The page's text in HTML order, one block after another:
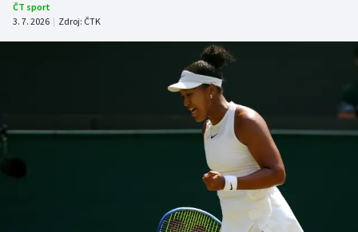
Atletika
Americký fotbal
NEPŘEHLÉDNĚTE
ČT sport
3. 7. 2026 | Zdroj: ČTK